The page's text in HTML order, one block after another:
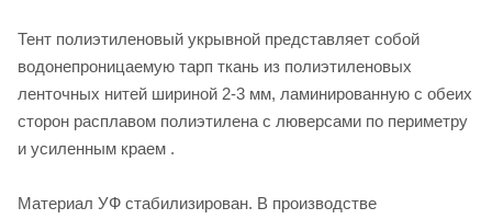
Тент полиэтиленовый укрывной представляет собой
водонепроницаемую тарп ткань из полиэтиленовых
ленточных нитей шириной 2-3 мм, ламинированную с обеих
сторон расплавом полиэтилена с люверсами по периметру
и усиленным краем .
Материал УФ стабилизирован. В производстве